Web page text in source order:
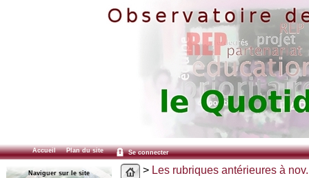
Accueil Plan du site Se connecter
Naviguer sur le site > Les rubriques antérieures à